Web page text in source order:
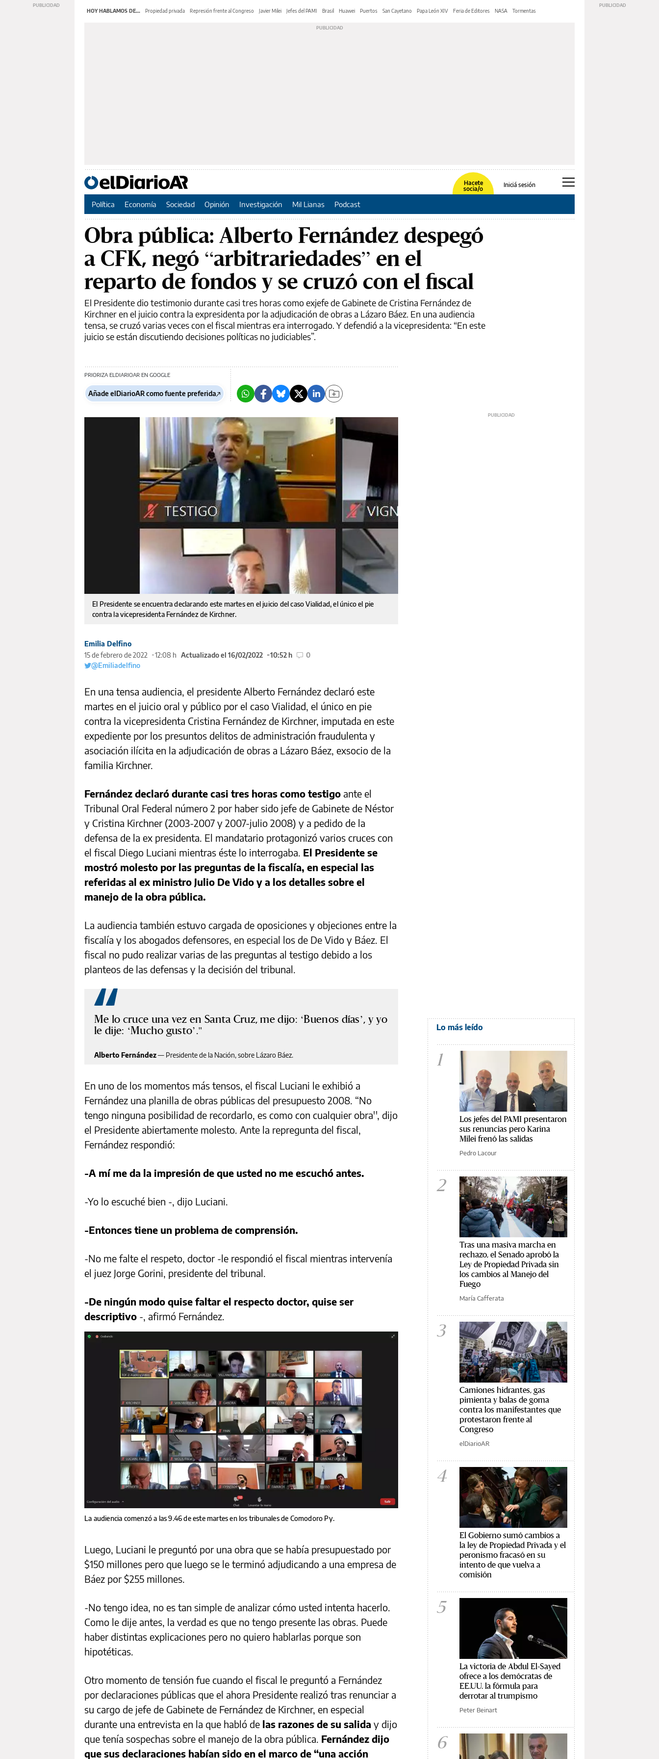
HOY HABLAMOS DE... Propiedad privada Represión frente al Congreso Javier Milei Jefes del PAMI Brasil Huawei Puertos San Cayetano Papa León XIV Feria de Editores NASA Tormentas
Hacete
socia/o
Iniciá sesión
Política Economía Sociedad Opinión Investigación Mil Lianas Podcast
Obra pública: Alberto Fernández despegó
a CFK, negó “arbitrariedades” en el
reparto de fondos y se cruzó con el fiscal
El Presidente dio testimonio durante casi tres horas como exjefe de Gabinete de Cristina Fernández de
Kirchner en el juicio contra la expresidenta por la adjudicación de obras a Lázaro Báez. En una audiencia
tensa, se cruzó varias veces con el fiscal mientras era interrogado. Y defendió a la vicepresidenta: “En este
juicio se están discutiendo decisiones políticas no judiciables”.
PRIORIZA ELDIARIOAR EN GOOGLE
Añade elDiarioAR como fuente preferida
El Presidente se encuentra declarando este martes en el juicio del caso Vialidad, el único el pie
contra la vicepresidenta Fernández de Kirchner.
Emilia Delfino
15 de febrero de 2022
12:08 h Actualizado el 16/02/2022 10:52 h
0
@Emiliadelfino
En una tensa audiencia, el presidente Alberto Fernández declaró este
martes en el juicio oral y público por el caso Vialidad, el único en pie
contra la vicepresidenta Cristina Fernández de Kirchner, imputada en este
expediente por los presuntos delitos de administración fraudulenta y
asociación ilícita en la adjudicación de obras a Lázaro Báez, exsocio de la
familia Kirchner.
Fernández declaró durante casi tres horas como testigo ante el
Tribunal Oral Federal número 2 por haber sido jefe de Gabinete de Néstor
y Cristina Kirchner (2003-2007 y 2007-julio 2008) y a pedido de la
defensa de la ex presidenta. El mandatario protagonizó varios cruces con
el fiscal Diego Luciani mientras éste lo interrogaba. El Presidente se
mostró molesto por las preguntas de la fiscalía, en especial las
referidas al ex ministro Julio De Vido y a los detalles sobre el
manejo de la obra pública.
La audiencia también estuvo cargada de oposiciones y objeciones entre la
fiscalía y los abogados defensores, en especial los de De Vido y Báez. El
fiscal no pudo realizar varias de las preguntas al testigo debido a los
planteos de las defensas y la decisión del tribunal.
Me lo cruce una vez en Santa Cruz, me dijo: ‘Buenos días’, y yo
le dije: ‘Mucho gusto’.
Alberto Fernández— Presidente de la Nación, sobre Lázaro Báez.
En uno de los momentos más tensos, el fiscal Luciani le exhibió a
Fernández una planilla de obras públicas del presupuesto 2008. “No
tengo ninguna posibilidad de recordarlo, es como con cualquier obra'', dijo
el Presidente abiertamente molesto. Ante la repregunta del fiscal,
Fernández respondió:
-A mí me da la impresión de que usted no me escuchó antes.
-Yo lo escuché bien -, dijo Luciani.
-Entonces tiene un problema de comprensión.
-No me falte el respeto, doctor -le respondió el fiscal mientras intervenía
el juez Jorge Gorini, presidente del tribunal.
-De ningún modo quise faltar el respecto doctor, quise ser
descriptivo -, afirmó Fernández.
La audiencia comenzó a las 9.46 de este martes en los tribunales de Comodoro Py.
Luego, Luciani le preguntó por una obra que se había presupuestado por
$150 millones pero que luego se le terminó adjudicando a una empresa de
Báez por $255 millones.
-No tengo idea, no es tan simple de analizar cómo usted intenta hacerlo.
Como le dije antes, la verdad es que no tengo presente las obras. Puede
haber distintas explicaciones pero no quiero hablarlas porque son
hipotéticas.
Otro momento de tensión fue cuando el fiscal le preguntó a Fernández
por declaraciones públicas que el ahora Presidente realizó tras renunciar a
su cargo de jefe de Gabinete de Fernández de Kirchner, en especial
durante una entrevista en la que habló de las razones de su salida y dijo
que tenía sospechas sobre el manejo de la obra pública. Fernández dijo
que sus declaraciones habían sido en el marco de “una acción
Lo más leído
1
Los jefes del PAMI presentaron
sus renuncias pero Karina
Milei frenó las salidas
Pedro Lacour
2
Tras una masiva marcha en
rechazo, el Senado aprobó la
Ley de Propiedad Privada sin
los cambios al Manejo del
Fuego
María Cafferata
3
Camiones hidrantes, gas
pimienta y balas de goma
contra los manifestantes que
protestaron frente al
Congreso
elDiarioAR
4
El Gobierno sumó cambios a
la ley de Propiedad Privada y el
peronismo fracasó en su
intento de que vuelva a
comisión
5
La victoria de Abdul El-Sayed
ofrece a los demócratas de
EE.UU. la fórmula para
derrotar al trumpismo
Peter Beinart
6